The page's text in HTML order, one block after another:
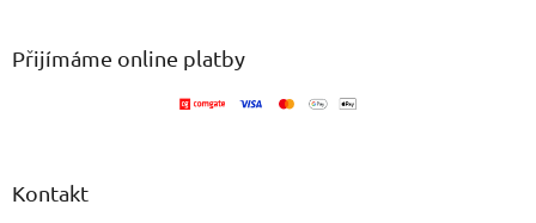
Přijímáme online platby
Kontakt